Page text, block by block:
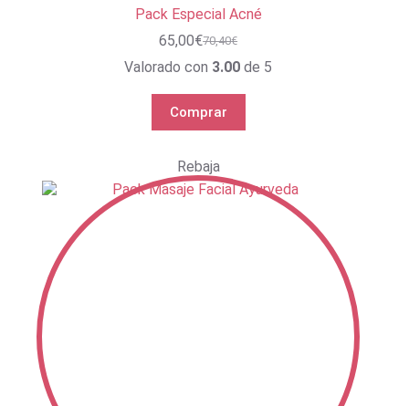
Pack Especial Acné
70,40€
El
precio
era:
70,40€.
65,00€
El
precio
es:
65,00€.
Valorado con 3.00 de 5
Comprar
Rebaja